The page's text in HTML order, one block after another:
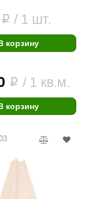
i / 1 шт.
корзину
i / 1 кв.м.
корзину